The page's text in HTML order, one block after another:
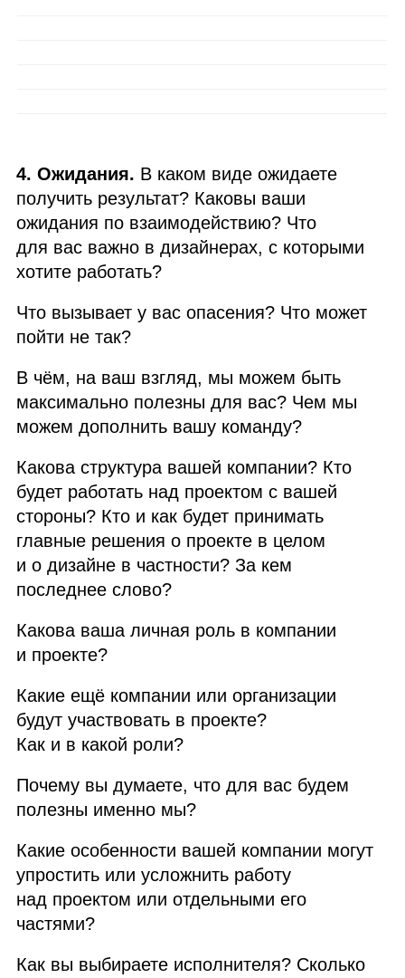
4. Ожидания. В каком виде ожидаете
получить результат? Каковы ваши
ожидания по взаимодействию? Что
для вас важно в дизайнерах, с которыми
хотите работать?
Что вызывает у вас опасения? Что может
пойти не так?
В чём, на ваш взгляд, мы можем быть
максимально полезны для вас? Чем мы
можем дополнить вашу команду?
Какова структура вашей компании? Кто
будет работать над проектом с вашей
стороны? Кто и как будет принимать
главные решения о проекте в целом
и о дизайне в частности? За кем
последнее слово?
Какова ваша личная роль в компании
и проекте?
Какие ещё компании или организации
будут участвовать в проекте?
Как и в какой роли?
Почему вы думаете, что для вас будем
полезны именно мы?
Какие особенности вашей компании могут
упростить или усложнить работу
над проектом или отдельными его
частями?
Как вы выбираете исполнителя? Сколько